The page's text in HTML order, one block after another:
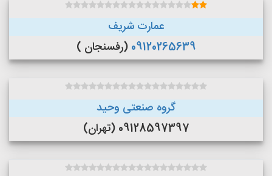
عمارت شریف
09120265639 (رفسنجان )
گروه صنعتی وحید
09128597397 (تهران)